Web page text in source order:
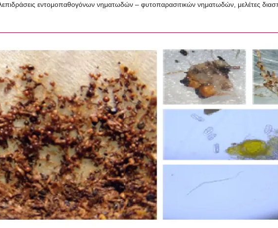
εντομοπαθογόνων νηματωδών – φυτοπαρασιτικών νηματωδών, μελέτες